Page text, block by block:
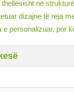
në
dizajne të reja
personalizuar, por